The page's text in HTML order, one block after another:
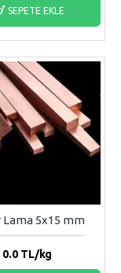
SEPETE EKLE
Lama 5x15 mm
0.0TL/kg